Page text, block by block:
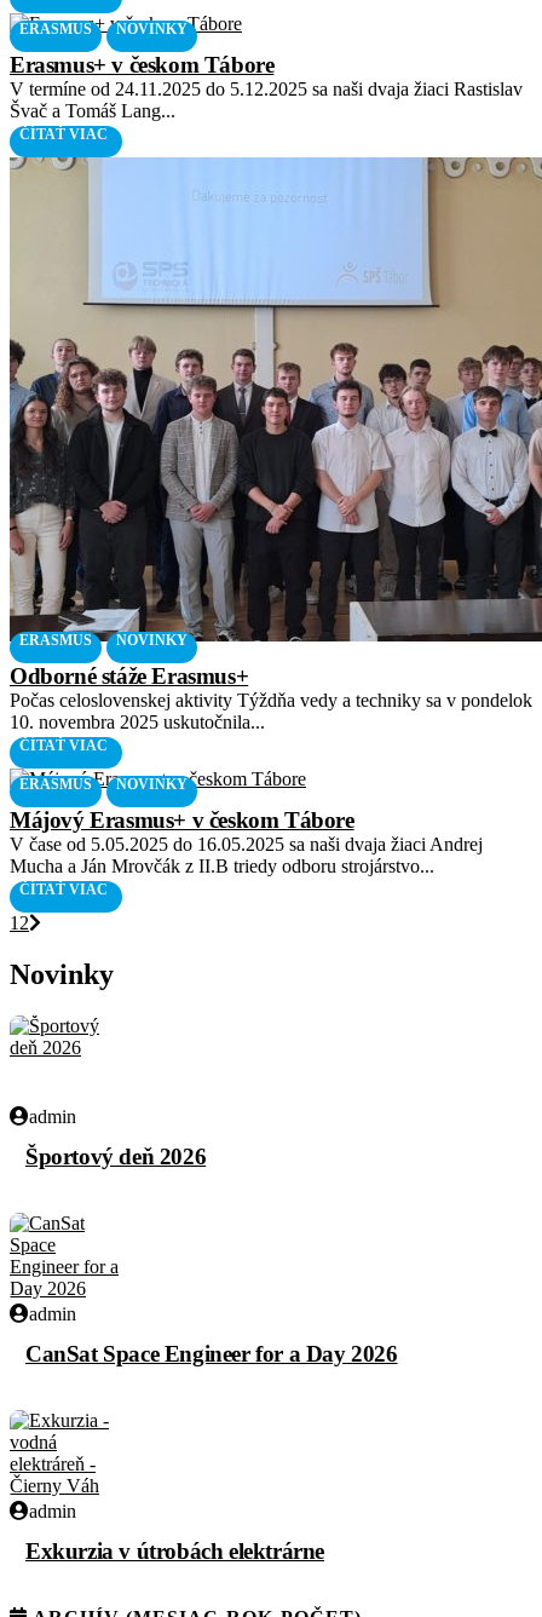
ERASMUS NOVINKY
Erasmus+ v českom Tábore
V termíne od 24.11.2025 do 5.12.2025 sa naši dvaja žiaci Rastislav
Švač a Tomáš Lang...
ČÍTAŤ VIAC
ERASMUS NOVINKY
Odborné stáže Erasmus+
Počas celoslovenskej aktivity Týždňa vedy a techniky sa v pondelok
10. novembra 2025 uskutočnila...
ČÍTAŤ VIAC
ERASMUS NOVINKY
Májový Erasmus+ v českom Tábore
V čase od 5.05.2025 do 16.05.2025 sa naši dvaja žiaci Andrej
Mucha a Ján Mrovčák z II.B triedy odboru strojárstvo...
ČÍTAŤ VIAC
1 2
Novinky
admin
Športový deň 2026
admin
CanSat Space Engineer for a Day 2026
admin
Exkurzia v útrobách elektrárne